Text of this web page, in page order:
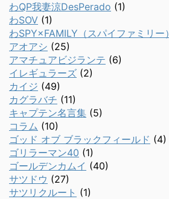
わQP我妻涼DesPerado (1)
わSOV (1)
わSPY×FAMILY（スパイファミリー）
アオアシ (25)
アマチュアビジランテ (6)
イレギュラーズ (2)
カイジ (49)
カグラバチ (11)
キャプテン名言集 (5)
コラム (10)
ゴッド オブ ブラックフィールド (4)
ゴリラーマン40 (1)
ゴールデンカムイ (40)
サツドウ (27)
サツリクルート (1)